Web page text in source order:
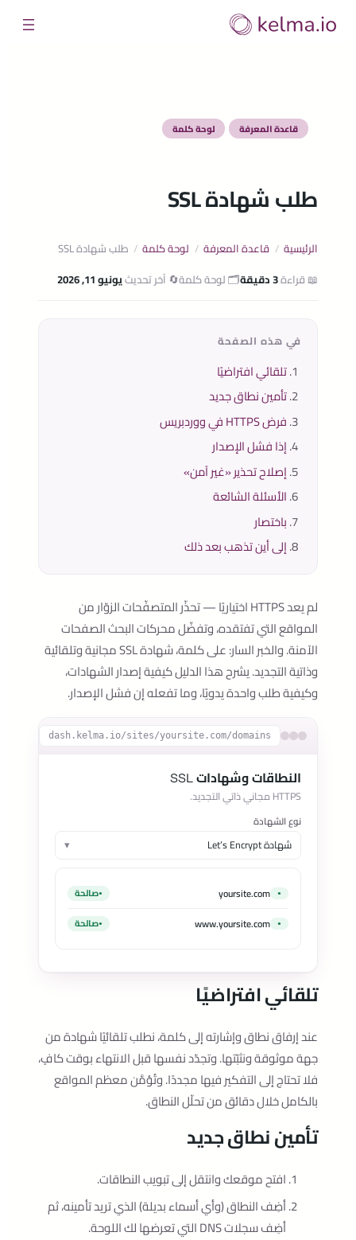
تخطى
إلى
قاعدة المعرفة لوحة كلمة
طلب شهادة SSL
الرئيسية / قاعدة المعرفة / لوحة كلمة / طلب شهادة SSL
📖 قراءة3 دقيقة 🗂️ لوحة كلمة🔄 آخر تحديثيونيو 11, 2026
في هذه الصفحة
تلقائي افتراضيًا
تأمين نطاق جديد
فرض HTTPS في ووردبريس
إذا فشل الإصدار
إصلاح تحذير «غير آمن»
الأسئلة الشائعة
باختصار
إلى أين تذهب بعد ذلك
لم يعد HTTPS اختياريًا — تحذّر المتصفّحات الزوّار من
المواقع التي تفتقده، وتفضّل محركات البحث الصفحات
الآمنة. والخبر السار: على كلمة، شهادة SSL مجانية وتلقائية
وذاتية التجديد. يشرح هذا الدليل كيفية إصدار الشهادات،
وكيفية طلب واحدة يدويًا، وما تفعله إن فشل الإصدار.
dash.kelma.io/sites/yoursite.com/domains
النطاقات وشهادات SSL
HTTPS مجاني ذاتي التجديد.
نوع الشهادة
شهادة Let’s Encrypt ▾
yoursite.com صالحة
www.yoursite.com صالحة
تلقائي افتراضيًا
عند إرفاق نطاق وإشارته إلى كلمة، نطلب تلقائيًا شهادة من
جهة موثوقة ونثبّتها. وتجدّد نفسها قبل الانتهاء بوقت كافٍ،
فلا تحتاج إلى التفكير فيها مجددًا. وتُؤمَّن معظم المواقع
بالكامل خلال دقائق من تحلّل النطاق.
تأمين نطاق جديد
افتح موقعك وانتقل إلى تبويب النطاقات.
أضِف النطاق (وأي أسماء بديلة) الذي تريد تأمينه، ثم
أضِف سجلات DNS التي تعرضها لك اللوحة.